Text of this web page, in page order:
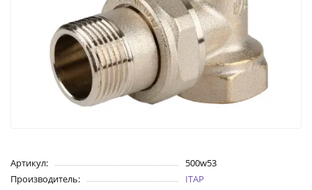
Артикул:
500w53
Производитель:
ITAP